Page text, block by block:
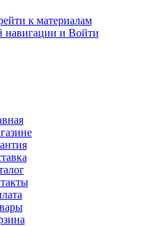
к материалам
навигации и Войти